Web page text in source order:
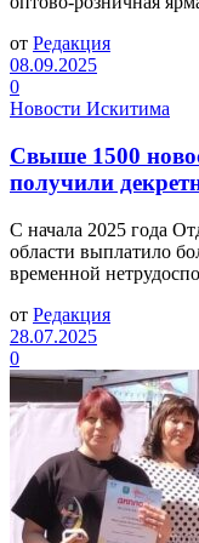
от Редакция
08.09.2025
0
Новости Искитима
Свыше 1500
получили
С начала 2025 года
области выплатило
временной
от Редакция
28.07.2025
0